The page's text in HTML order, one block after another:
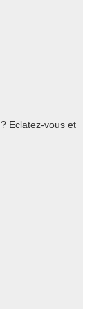
Eclatez-vous et